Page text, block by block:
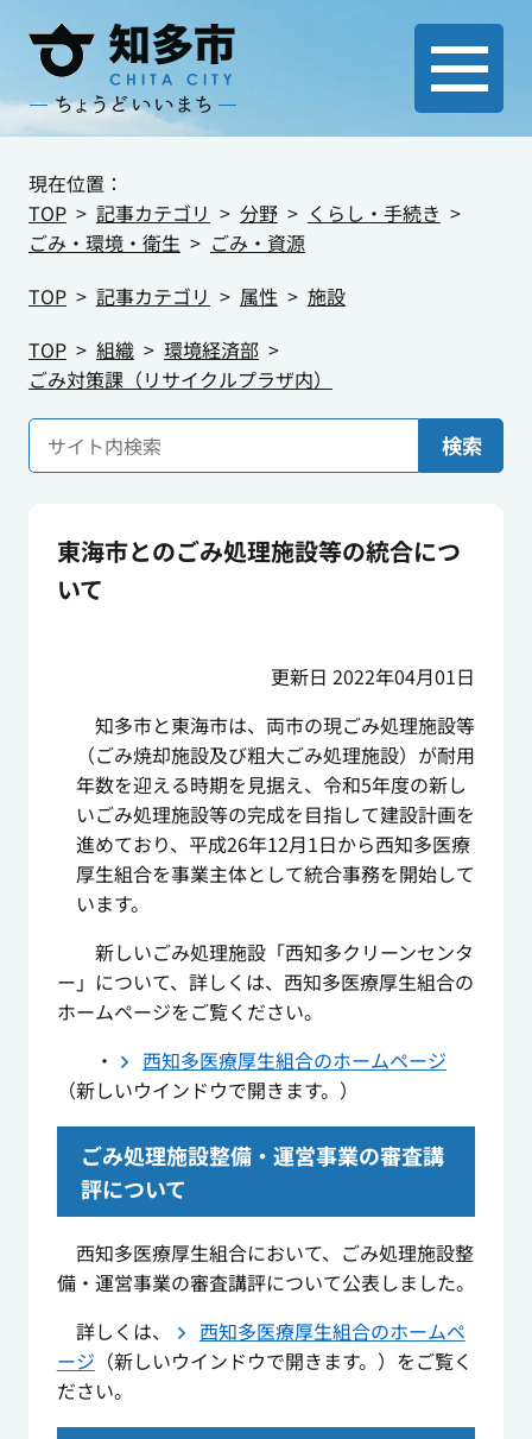
現在位置：
TOP
記事カテゴリ 分野
くらし・手続き
ごみ・環境・衛生
ごみ・資源
TOP
記事カテゴリ 属性
施設
TOP
組織
環境経済部
ごみ対策課（リサイクルプラザ内）
検索
東海市とのごみ処理施設等の統合につ
いて
更新日 2022年04月01日
知多市と東海市は、両市の現ごみ処理施設等
（ごみ焼却施設及び粗大ごみ処理施設）が耐用
年数を迎える時期を見据え、令和5年度の新し
いごみ処理施設等の完成を目指して建設計画を
進めており、平成26年12月1日から西知多医療
厚生組合を事業主体として統合事務を開始して
います。
新しいごみ処理施設「西知多クリーンセンタ
ー」について、詳しくは、西知多医療厚生組合の
ホームページをご覧ください。
・
西知多医療厚生組合のホームページ
（新しいウインドウで開きます。）
ごみ処理施設整備・運営事業の審査講
評について
西知多医療厚生組合において、ごみ処理施設整
備・運営事業の審査講評について公表しました。
詳しくは、
西知多医療厚生組合のホームペ
ージ （新しいウインドウで開きます。）をご覧く
ださい。